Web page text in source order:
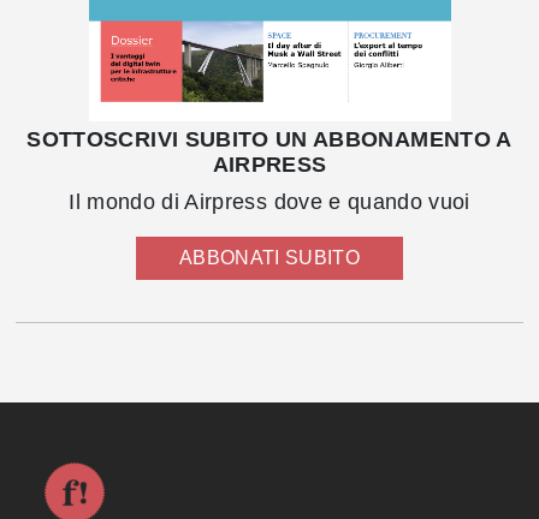
SOTTOSCRIVI SUBITO UN ABBONAMENTO A
AIRPRESS
Il mondo di Airpress dove e quando vuoi
ABBONATI SUBITO